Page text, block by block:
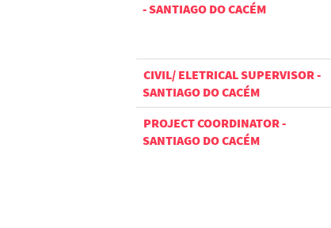
- SANTIAGO DO CACÉM
CIVIL/ ELETRICAL SUPERVISOR -
SANTIAGO DO CACÉM
PROJECT COORDINATOR -
SANTIAGO DO CACÉM